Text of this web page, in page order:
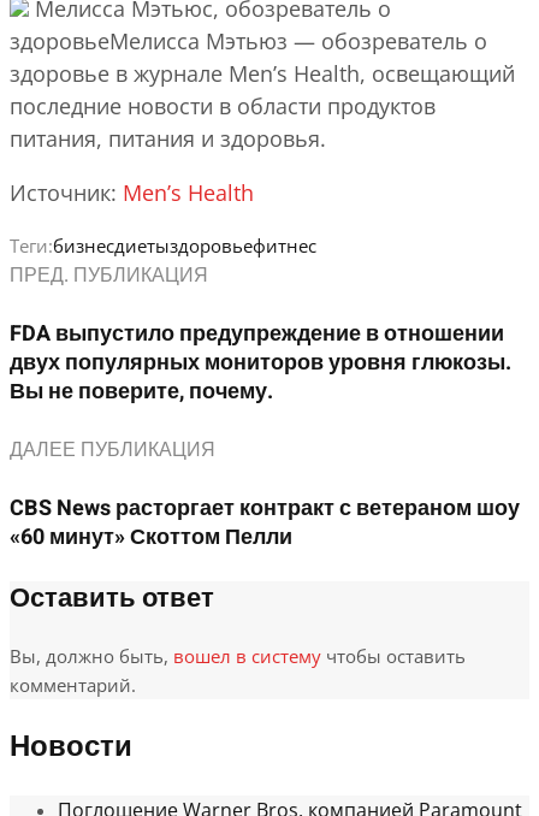
Мелисса Мэтьюс, обозреватель о
здоровьеМелисса Мэтьюз — обозреватель о
здоровье в журнале Men’s Health, освещающий
последние новости в области продуктов
питания, питания и здоровья.
Источник: Men’s Health
Теги:бизнесдиетыздоровьефитнес
ПРЕД. ПУБЛИКАЦИЯ
FDA выпустило предупреждение в отношении
двух популярных мониторов уровня глюкозы.
Вы не поверите, почему.
ДАЛЕЕ ПУБЛИКАЦИЯ
CBS News расторгает контракт с ветераном шоу
«60 минут» Скоттом Пелли
Оставить ответ
Вы, должно быть, вошел в систему чтобы оставить
комментарий.
Новости
Поглощение Warner Bros. компанией Paramount